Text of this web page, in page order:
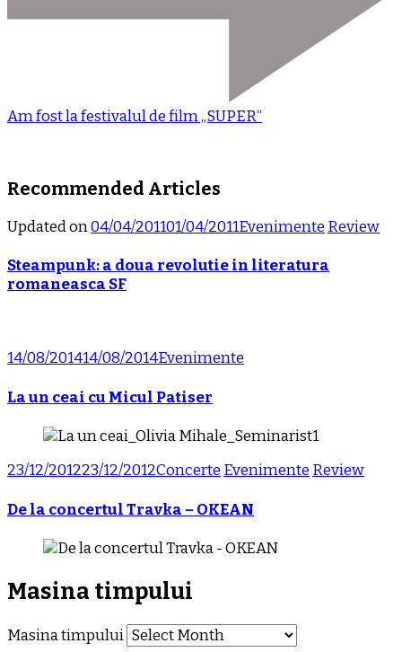
Am fost la festivalul de film „SUPER“
Recommended Articles
Updated on04/04/201101/04/2011Evenimente Review
Steampunk: a doua revolutie in literatura
romaneasca SF
14/08/201414/08/2014Evenimente
La un ceai cu Micul Patiser
23/12/201223/12/2012Concerte Evenimente Review
De la concertul Travka – OKEAN
Masina timpului
Masina timpului